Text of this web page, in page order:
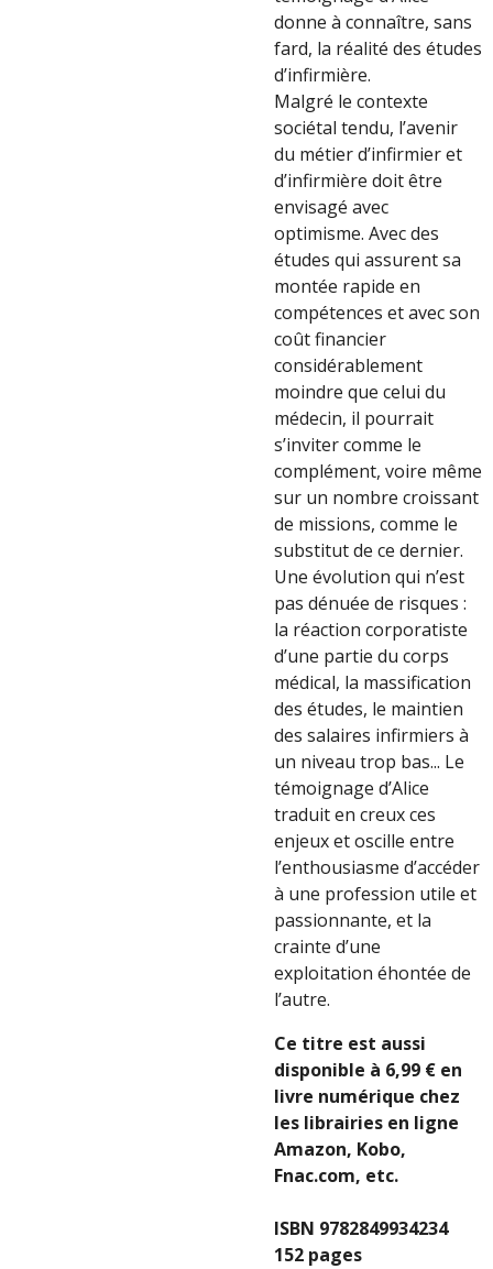
donne à connaître, sans
fard, la réalité des études
d’infirmière.
Malgré le contexte
sociétal tendu, l’avenir
du métier d’infirmier et
d’infirmière doit être
envisagé avec
optimisme. Avec des
études qui assurent sa
montée rapide en
compétences et avec son
coût financier
considérablement
moindre que celui du
médecin, il pourrait
s’inviter comme le
complément, voire même
sur un nombre croissant
de missions, comme le
substitut de ce dernier.
Une évolution qui n’est
pas dénuée de risques :
la réaction corporatiste
d’une partie du corps
médical, la massification
des études, le maintien
des salaires infirmiers à
un niveau trop bas... Le
témoignage d’Alice
traduit en creux ces
enjeux et oscille entre
l’enthousiasme d’accéder
à une profession utile et
passionnante, et la
crainte d’une
exploitation éhontée de
l’autre.
Ce titre est aussi
disponible à 6,99 € en
livre numérique chez
les librairies en ligne
Amazon, Kobo,
Fnac.com, etc.
ISBN 9782849934234
152 pages